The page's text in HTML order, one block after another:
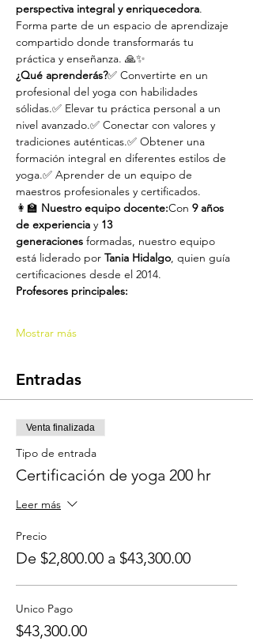
perspectiva integral y enriquecedora.
Forma parte de un espacio de aprendizaje
compartido donde transformarás tu
práctica y enseñanza. 🙏✨
¿Qué aprenderás?✅ Convertirte en un
profesional del yoga con habilidades
sólidas.✅ Elevar tu práctica personal a un
nivel avanzado.✅ Conectar con valores y
tradiciones auténticas.✅ Obtener una
formación integral en diferentes estilos de
yoga.✅ Aprender de un equipo de
maestros profesionales y certificados.
👩‍🏫 Nuestro equipo docente:Con 9 años
de experiencia y 13
generaciones formadas, nuestro equipo
está liderado por Tania Hidalgo , quien guía
certificaciones desde el 2014.
Profesores principales:
Mostrar más
Entradas
Venta finalizada
Tipo de entrada
Certificación de yoga 200 hr
Leer más
Precio
De $2,800.00 a $43,300.00
Unico Pago
$43,300.00